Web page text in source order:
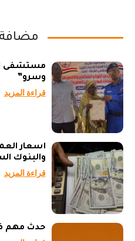
مضافة
مستشفى
وسرو”
قراءة المزيد
أسعار
والبنوك
قراءة المزيد
حدث مهم